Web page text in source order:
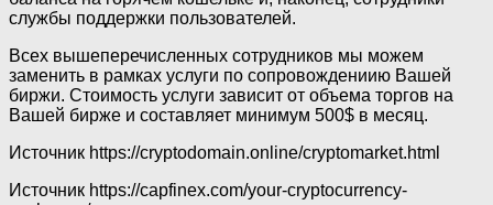
службы поддержки пользователей.
Всех вышеперечисленных сотрудников мы можем
заменить в рамках услуги по сопровождениию Вашей
биржи. Стоимость услуги зависит от объема торгов на
Вашей бирже и составляет минимум 500$ в месяц.
Источник https://cryptodomain.online/cryptomarket.html
Источник https://capfinex.com/your-cryptocurrency-